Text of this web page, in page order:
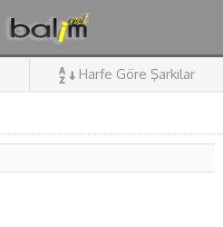
Harfe Göre Şarkılar